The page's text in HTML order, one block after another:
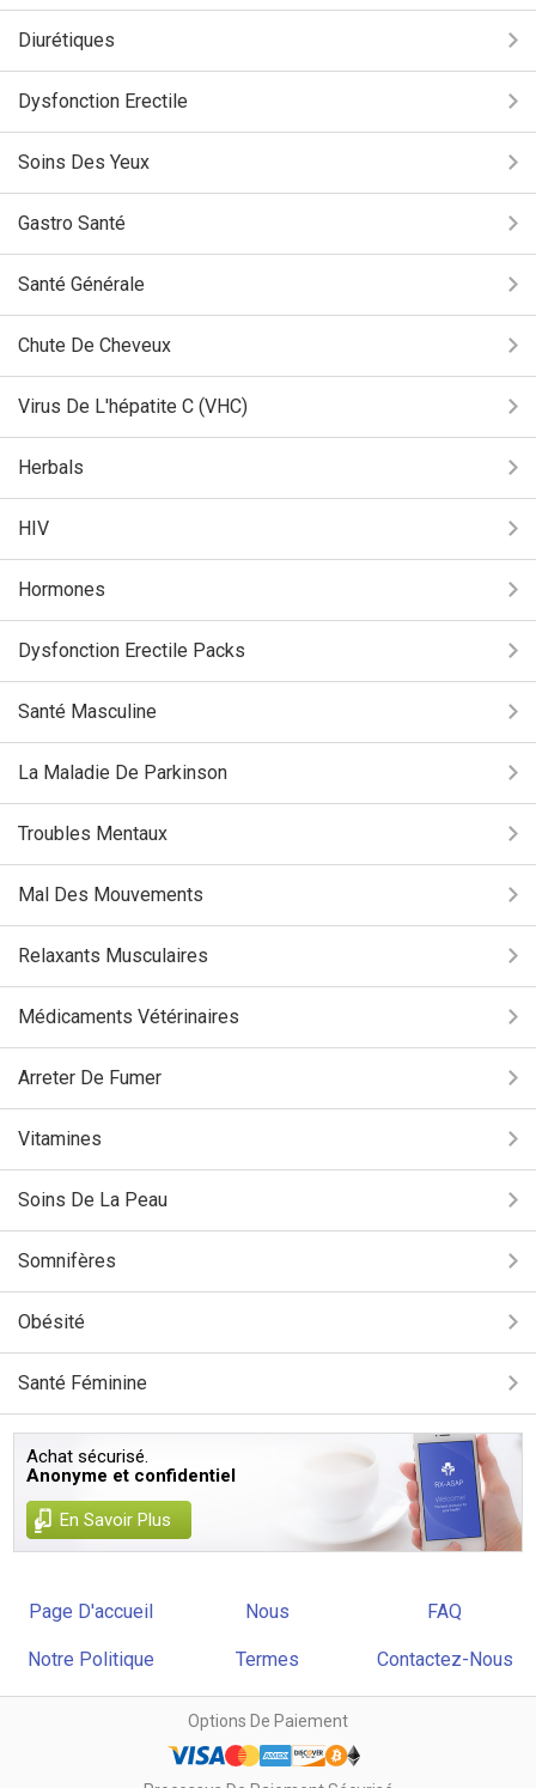
Diurétiques
Dysfonction Erectile
Soins Des Yeux
Gastro Santé
Santé Générale
Chute De Cheveux
Virus De L'hépatite C (VHC)
Herbals
HIV
Hormones
Dysfonction Erectile Packs
Santé Masculine
La Maladie De Parkinson
Troubles Mentaux
Mal Des Mouvements
Relaxants Musculaires
Médicaments Vétérinaires
Arreter De Fumer
Vitamines
Soins De La Peau
Somnifères
Obésité
Santé Féminine
Achat sécurisé.
Anonyme et confidentiel
En Savoir Plus
Page D'accueil Nous FAQ
Notre Politique Termes Contactez-Nous
Options De Paiement